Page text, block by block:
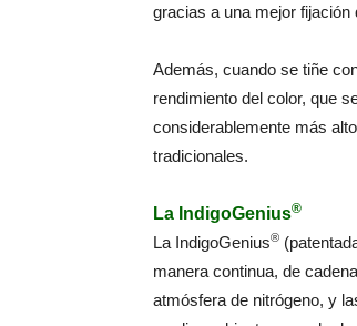
gracias a una mejor fijación
Además, cuando se tiñe
rendimiento del color, que
considerablemente más
tradicionales.
La IndigoGenius®
La IndigoGenius®
manera continua, de
atmósfera de nitrógeno, y